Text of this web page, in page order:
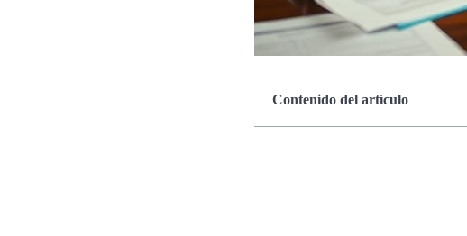
Contenido del artículo